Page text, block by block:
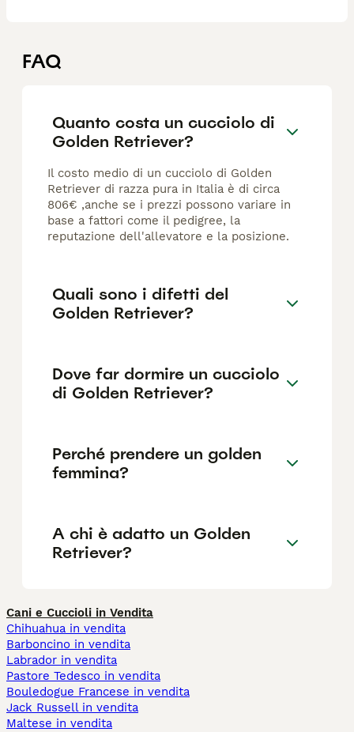
FAQ
Quanto costa un cucciolo di
Golden Retriever?
Il costo medio di un cucciolo di Golden
Retriever di razza pura in Italia è di circa
806€ ,anche se i prezzi possono variare in
base a fattori come il pedigree, la
reputazione dell'allevatore e la posizione.
Quali sono i difetti del
Golden Retriever?
Dove far dormire un cucciolo
di Golden Retriever?
Perché prendere un golden
femmina?
A chi è adatto un Golden
Retriever?
Cani e Cuccioli in Vendita
Chihuahua in vendita
Barboncino in vendita
Labrador in vendita
Pastore Tedesco in vendita
Bouledogue Francese in vendita
Jack Russell in vendita
Maltese in vendita